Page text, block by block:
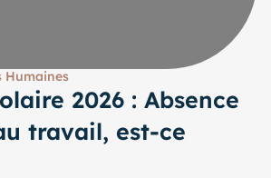
Humaines
2026 : Absence
travail, est-ce